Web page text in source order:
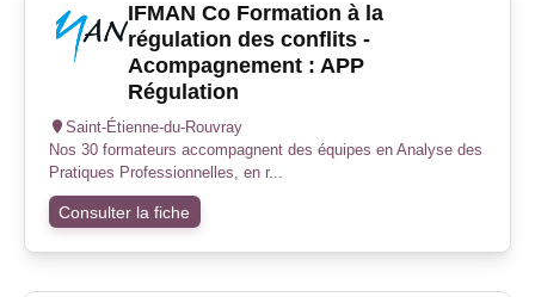
IFMAN Co Formation à la
régulation des conflits -
Acompagnement : APP
Régulation
Saint-Étienne-du-Rouvray
Nos 30 formateurs accompagnent des équipes en Analyse des
Pratiques Professionnelles, en r...
Consulter la fiche